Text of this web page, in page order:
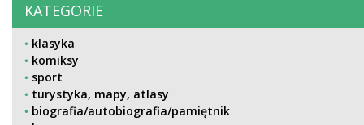
KATEGORIE
klasyka
komiksy
sport
turystyka, mapy, atlasy
biografia/autobiografia/pamiętnik